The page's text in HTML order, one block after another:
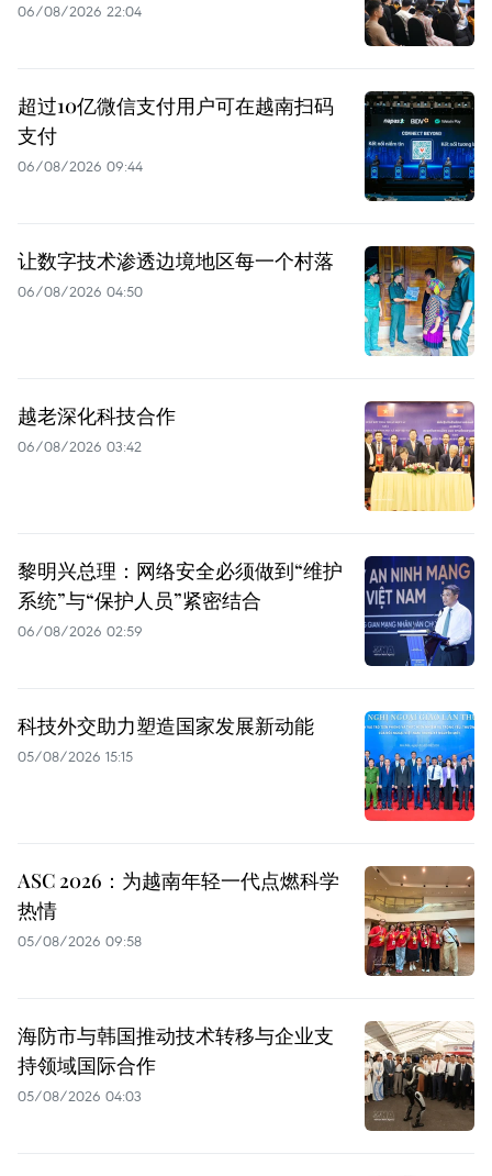
06/08/2026 22:04
超过10亿微信支付用户可在越南扫码
支付
06/08/2026 09:44
让数字技术渗透边境地区每一个村落
06/08/2026 04:50
越老深化科技合作
06/08/2026 03:42
黎明兴总理：网络安全必须做到“维护
系统”与“保护人员”紧密结合
06/08/2026 02:59
科技外交助力塑造国家发展新动能
05/08/2026 15:15
ASC 2026：为越南年轻一代点燃科学
热情
05/08/2026 09:58
海防市与韩国推动技术转移与企业支
持领域国际合作
05/08/2026 04:03